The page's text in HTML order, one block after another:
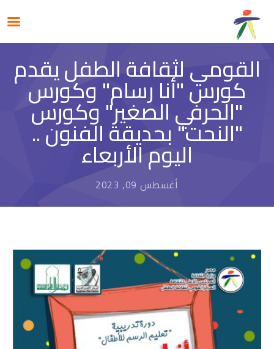
القومي لثقافة الطفل يقدم
كورس "أنا رسام" وكورس
"الحرفي الصغير" وكورس
"النحت" بحديقة الفنون ..
اليوم الأربعاء
أغسطس 09, 2023